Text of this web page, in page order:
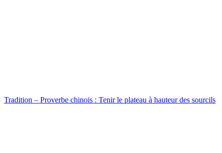
Tradition – Proverbe chinois : Tenir le plateau à hauteur des sourcils